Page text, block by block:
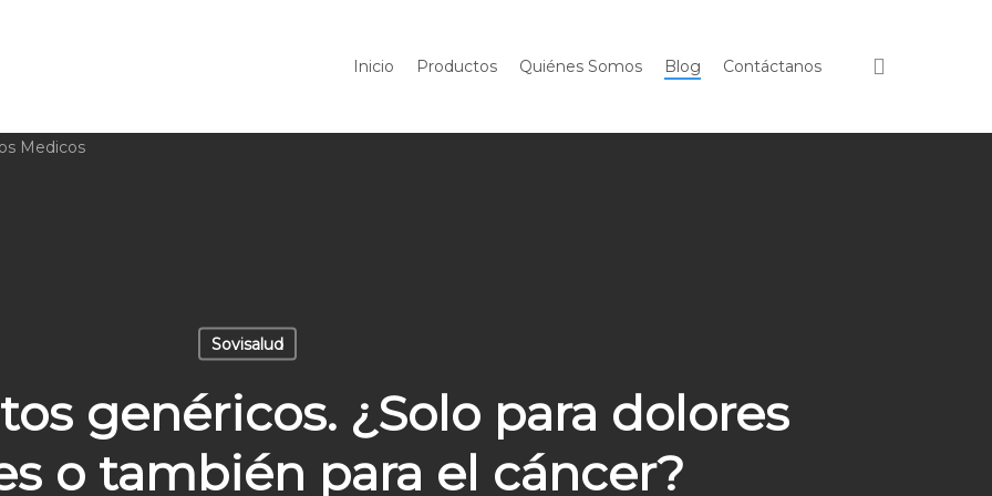
Inicio Productos Quiénes Somos Blog Contáctanos
Sovisalud
genéricos. ¿Solo para dolores
o también para el cáncer?